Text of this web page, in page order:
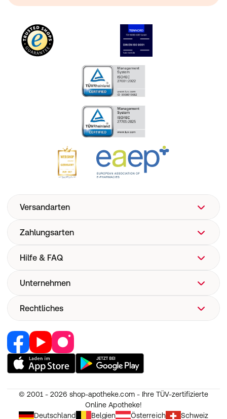
Versandarten
Zahlungsarten
Hilfe & FAQ
FAQ
Versand
Now! Versand
E-Rezept
Pharmakovigilanz
Unternehmen
Über uns
Corporate Website
Retail Media
Jobs & Karriere
Partner werden
Unsere Apps
Unsere Eigenmarken
Rechtliches
Vertrag widerrufen
Nutzung und Haftung
AGB
Erklärung zur Barrierefreiheit
© 2001 - 2026 shop-apotheke.com - Ihre TÜV-zertifizierte
Online Apotheke!
Deutschland
Belgien Österreich Schweiz